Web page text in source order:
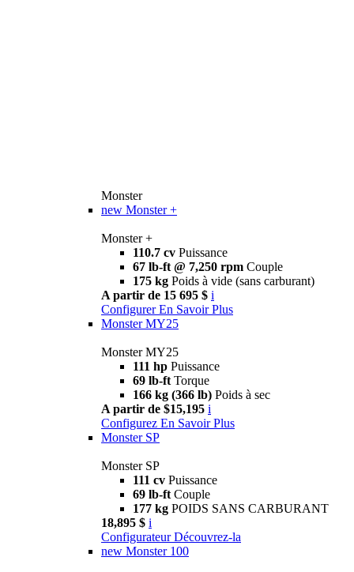
Monster
new Monster +
Monster +
110.7 cv Puissance
67 lb-ft @ 7,250 rpm Couple
175 kg Poids à vide (sans carburant)
A partir de 15 695 $ i
Configurer En Savoir Plus
Monster MY25
Monster MY25
111 hp Puissance
69 lb-ft Torque
166 kg (366 lb) Poids à sec
A partir de $15,195 i
Configurez En Savoir Plus
Monster SP
Monster SP
111 cv Puissance
69 lb-ft Couple
177 kg POIDS SANS CARBURANT
18,895 $ i
Configurateur Découvrez-la
new Monster 100